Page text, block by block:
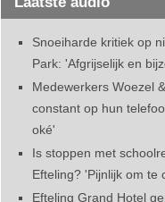
Snoeiharde kritiek op
Park: 'Afgrijselijk en
Medewerkers Woezel
constant op hun
oké'
Is stoppen met
Efteling? 'Pijnlijk om te
Efteling Grand Hotel